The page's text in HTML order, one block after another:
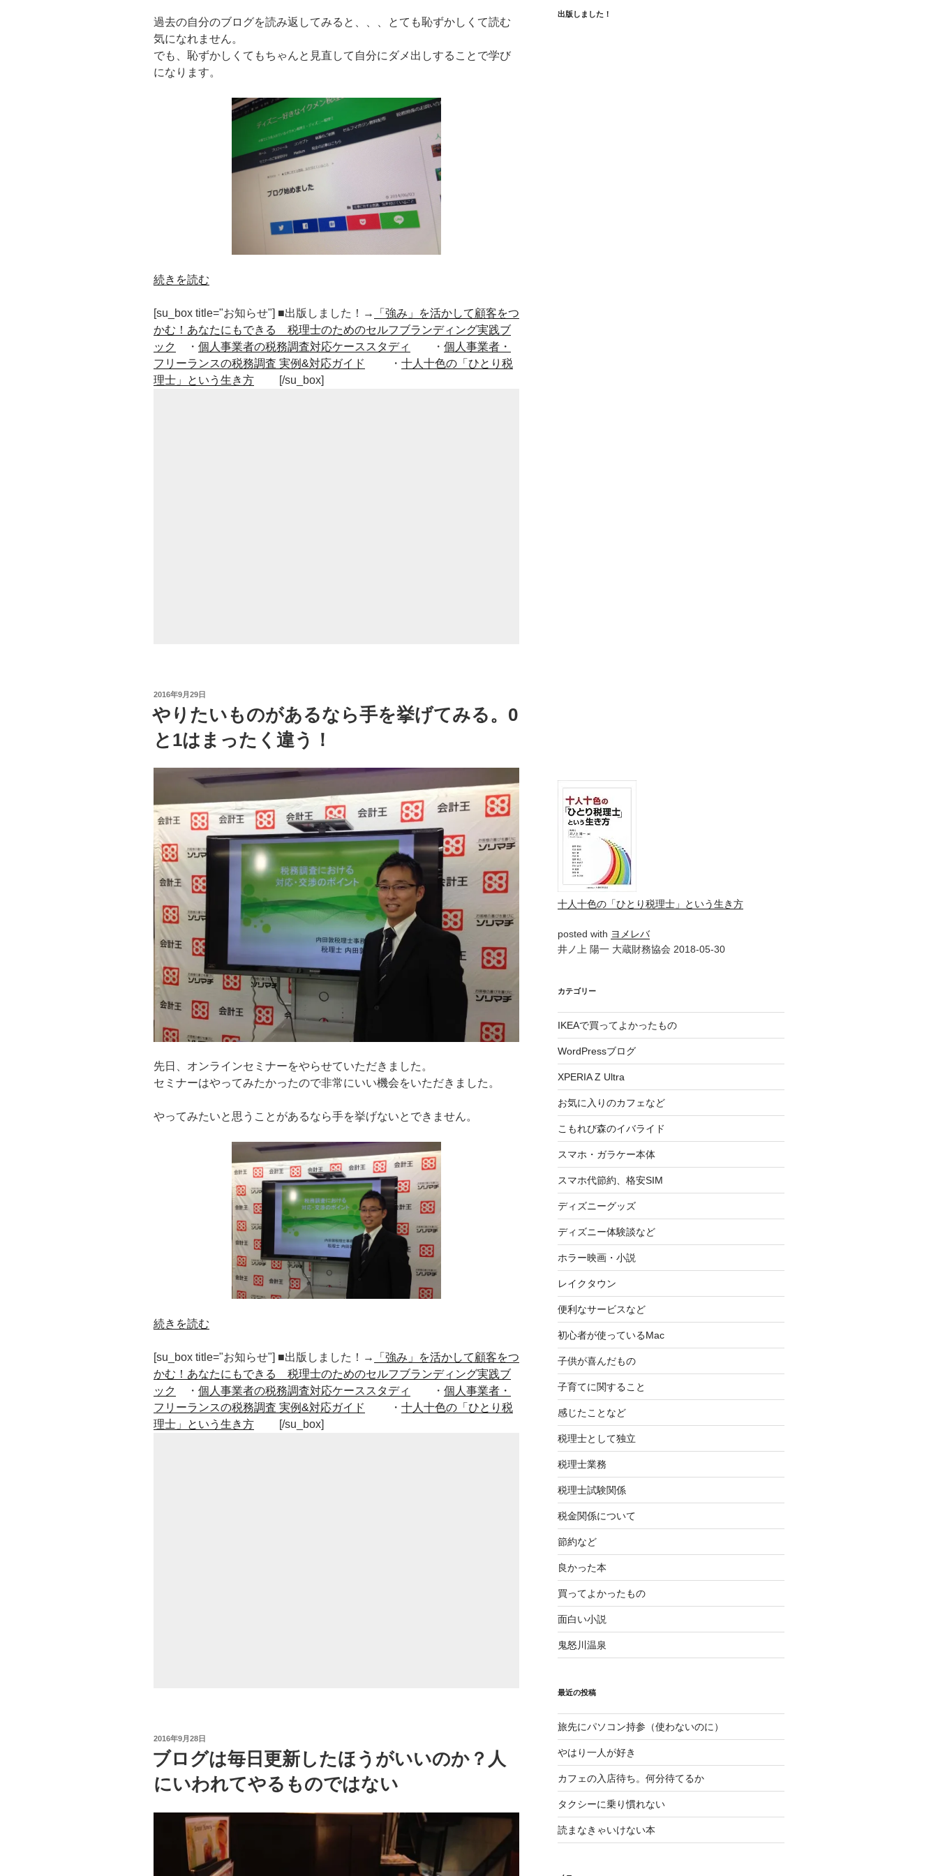
過去の自分のブログを読み返してみると、、、とても恥ずかしくて読む
気になれません。
でも、恥ずかしくてもちゃんと見直して自分にダメ出しすることで学び
になります。
“自
に
ダ
メ
出
し
続きを読む
[su_box title="お知らせ"] ■出版しました！→
「強み」を活かして顧客をつ
かむ！あなたにもできる 税理士のためのセルフブランディング実践ブ
ック
・ 個人事業者の税務調査対応ケーススタディ ・ 個人事業者・
フリーランスの税務調査 実例&対応ガイド
・ 十人十色の「ひとり税
理士」という生き方 [/su_box]
投
日:
2016年9月29日
やりたいものがあるなら手を挙げてみる。0
と1はまったく違う！
先日、オンラインセミナーをやらせていただきました。
セミナーはやってみたかったので非常にいい機会をいただきました。
やってみたいと思うことがあるなら手を挙げないとできません。
“や
た
い
も
の
が
く
違
う！”
の
続きを読む
[su_box title="お知らせ"] ■出版しました！→
「強み」を活かして顧客をつ
かむ！あなたにもできる 税理士のためのセルフブランディング実践ブ
ック
・ 個人事業者の税務調査対応ケーススタディ ・ 個人事業者・
フリーランスの税務調査 実例&対応ガイド
・ 十人十色の「ひとり税
理士」という生き方 [/su_box]
投
日:
2016年9月28日
ブログは毎日更新したほうがいいのか？人
にいわれてやるものではない
出版しました！
十人十色の「ひとり税理士」という生き方
posted with ヨメレバ
井ノ上 陽一 大蔵財務協会 2018-05-30
カテゴリー
IKEAで買ってよかったもの
WordPressブログ
XPERIA Z Ultra
お気に入りのカフェなど
こもれび森のイバライド
スマホ・ガラケー本体
スマホ代節約、格安SIM
ディズニーグッズ
ディズニー体験談など
ホラー映画・小説
レイクタウン
便利なサービスなど
初心者が使っているMac
子供が喜んだもの
子育てに関すること
感じたことなど
税理士として独立
税理士業務
税理士試験関係
税金関係について
節約など
良かった本
買ってよかったもの
面白い小説
鬼怒川温泉
最近の投稿
旅先にパソコン持参（使わないのに）
やはり一人が好き
カフェの入店待ち。何分待てるか
タクシーに乗り慣れない
読まなきゃいけない本